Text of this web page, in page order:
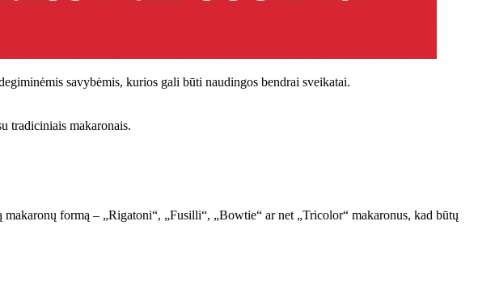
savybėmis, kurios gali būti naudingos bendrai sveikatai.
tradiciniais makaronais.
formą – „Rigatoni“, „Fusilli“, „Bowtie“ ar net „Tricolor“ makaronus, kad būtų